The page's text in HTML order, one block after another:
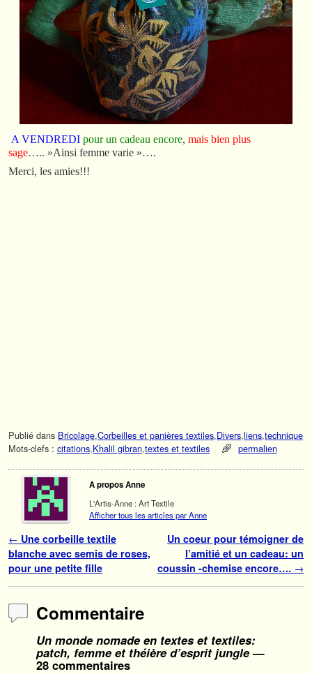
A VENDREDI pour un cadeau encore, mais bien plus
sage….. »Ainsi femme varie »….
Merci, les amies!!!
Publié dans Bricolage,Corbeilles et panières textiles,Divers,liens,technique
Mots-clefs : citations,Khalil gibran,textes et textiles permalien
A propos Anne
L'Artis-Anne : Art Textile
Afficher tous les articles par Anne
Navigation des articles
← Une corbeille textile
blanche avec semis de roses,
pour une petite fille
Un coeur pour témoigner de
l’amitié et un cadeau: un
coussin -chemise encore…. →
Commentaire
Un monde nomade en textes et textiles:
patch, femme et théière d’esprit jungle—
28 commentaires